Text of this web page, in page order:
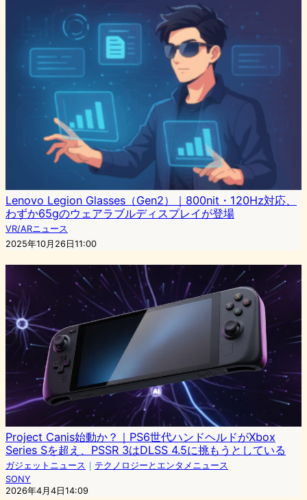
Lenovo Legion Glasses（Gen2）｜800nit・120Hz対応、
わずか65gのウェアラブルディスプレイが登場
VR/ARニュース
2025年10月26日11:00
Project Canis始動か？｜PS6世代ハンドヘルドがXbox
Series Sを超え、PSSR 3はDLSS 4.5に挑もうとしている
ガジェットニュース ｜ テクノロジーとエンタメニュース
SONY
2026年4月4日14:09